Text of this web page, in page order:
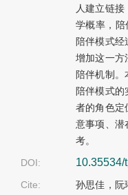
人建立链接
学概率，陪
陪伴模式
增加这一方
陪伴机制
陪伴模式
者的角色定
意事项、潜
考。
DOI:
10.35534/
Cite:
孙思佳，阮